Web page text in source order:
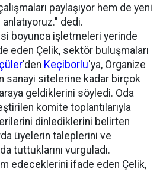
paylaşıyor hem de yeni
dedi.
boyunca işletmeleri yerinde
eden Çelik, sektör buluşmaları
'den Keçiborlu'ya, Organize
sanayi sitelerine kadar birçok
geldiklerini söyledi. Oda
komite toplantılarıyla
dinlediklerini belirten
üyelerin taleplerini ve
tuttuklarını vurguladı.
edeceklerini ifade eden Çelik,